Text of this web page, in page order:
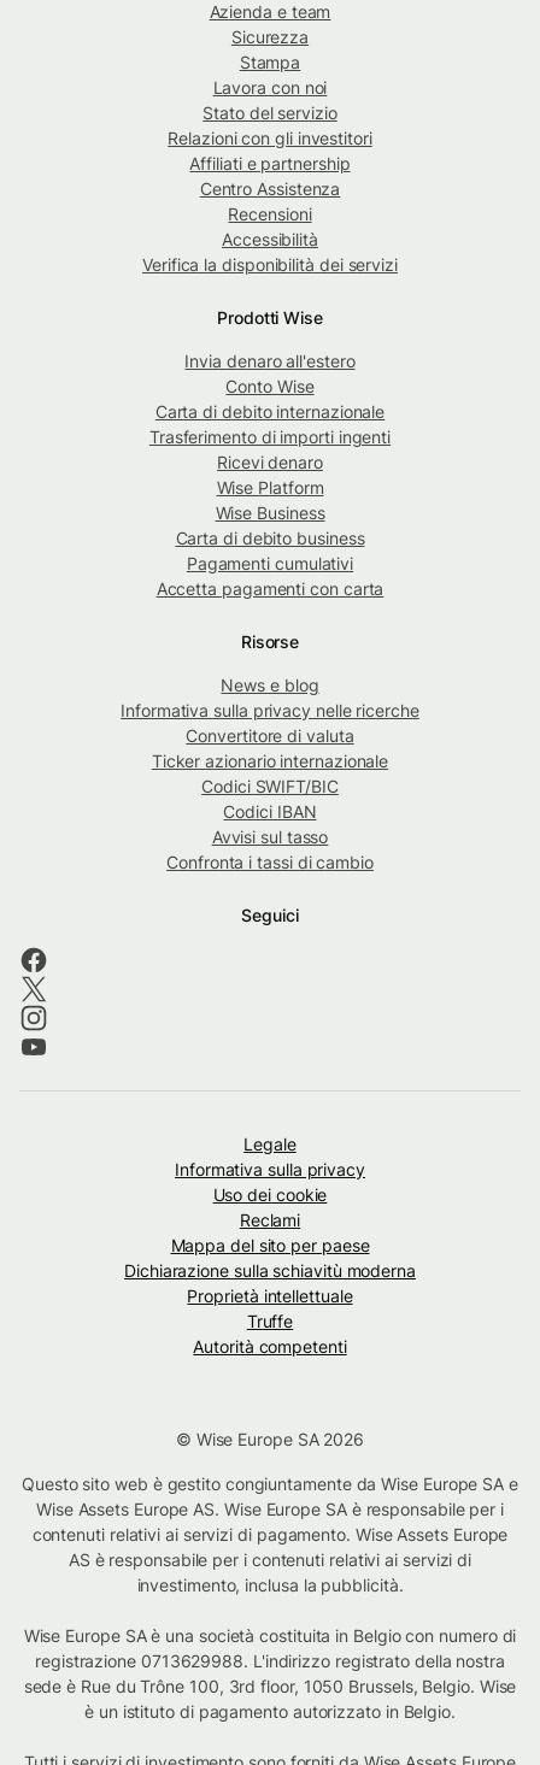
Azienda e team
Sicurezza
Stampa
Lavora con noi
Stato del servizio
Relazioni con gli investitori
Affiliati e partnership
Centro Assistenza
Recensioni
Accessibilità
Verifica la disponibilità dei servizi
Prodotti Wise
Invia denaro all'estero
Conto Wise
Carta di debito internazionale
Trasferimento di importi ingenti
Ricevi denaro
Wise Platform
Wise Business
Carta di debito business
Pagamenti cumulativi
Accetta pagamenti con carta
Risorse
News e blog
Informativa sulla privacy nelle ricerche
Convertitore di valuta
Ticker azionario internazionale
Codici SWIFT/BIC
Codici IBAN
Avvisi sul tasso
Confronta i tassi di cambio
Seguici
Legale
Informativa sulla privacy
Uso dei cookie
Reclami
Mappa del sito per paese
Dichiarazione sulla schiavitù moderna
Proprietà intellettuale
Truffe
Autorità competenti
© Wise Europe SA 2026
Questo sito web è gestito congiuntamente da Wise Europe SA e
Wise Assets Europe AS. Wise Europe SA è responsabile per i
contenuti relativi ai servizi di pagamento. Wise Assets Europe
AS è responsabile per i contenuti relativi ai servizi di
investimento, inclusa la pubblicità.
Wise Europe SA è una società costituita in Belgio con numero di
registrazione 0713629988. L'indirizzo registrato della nostra
sede è Rue du Trône 100, 3rd floor, 1050 Brussels, Belgio. Wise
è un istituto di pagamento autorizzato in Belgio.